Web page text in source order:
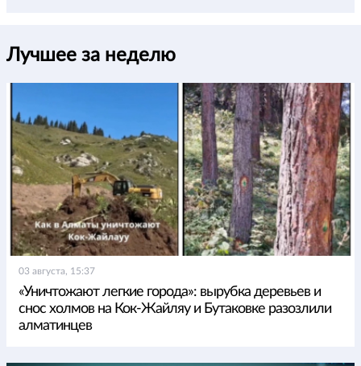
Лучшее за неделю
03 августа, 15:37
«Уничтожают легкие города»: вырубка деревьев и
снос холмов на Кок-Жайляу и Бутаковке разозлили
алматинцев